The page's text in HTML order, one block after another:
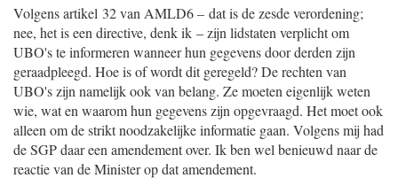
Volgens artikel 32 van AMLD6 – dat is de zesde verordening;
nee, het is een directive, denk ik – zijn lidstaten verplicht om
UBO's te informeren wanneer hun gegevens door derden zijn
geraadpleegd. Hoe is of wordt dit geregeld? De rechten van
UBO's zijn namelijk ook van belang. Ze moeten eigenlijk weten
wie, wat en waarom hun gegevens zijn opgevraagd. Het moet ook
alleen om de strikt noodzakelijke informatie gaan. Volgens mij had
de SGP daar een amendement over. Ik ben wel benieuwd naar de
reactie van de Minister op dat amendement.